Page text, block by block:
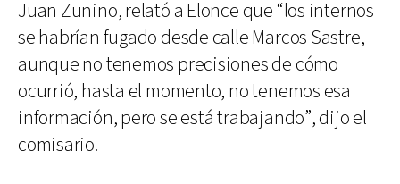
Juan Zunino, relató a Elonce que “los internos
se habrían fugado desde calle Marcos Sastre,
aunque no tenemos precisiones de cómo
ocurrió, hasta el momento, no tenemos esa
información, pero se está trabajando”, dijo el
comisario.